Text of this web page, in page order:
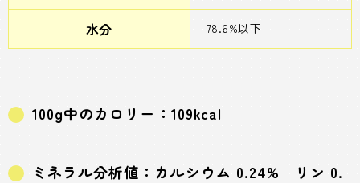
水分 78.6%以下
100g中のカロリー：109kcal
ミネラル分析値：カルシウム 0.24% リン 0.